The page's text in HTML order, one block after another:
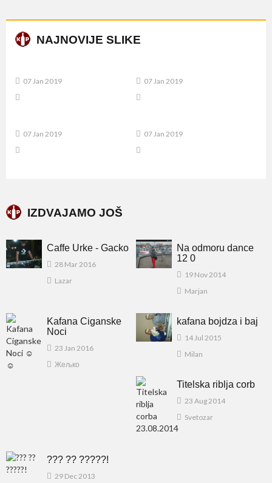
NAJNOVIJE SLIKE
07 Jan 2019 07 Jan 2019
07 Jan 2019 07 Jan 2019
IZDVAJAMO JOŠ
Caffe Urke - Gacko
28 Mar 2016
Lazar
Na odmoru dance
12 0
19 Nov 2014
Marjan
Kafana Ciganske
Noci
23 Jan 2016
Жељко
kafana bojdza i baj
14 Jul 2015
Milan
Titelska riblja corb
23 Aug 2014
Svetozar
??? ?? ?????!
29 Dec 2013